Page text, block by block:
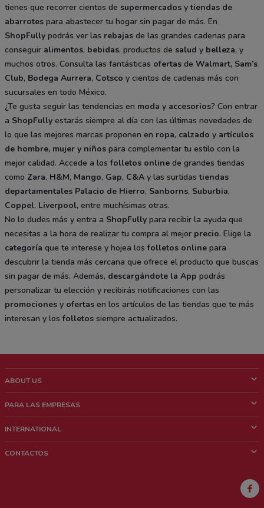
tienes que recorrer cientos de supermercados ytiendas de
abarrotes para abastecer tu hogar sin pagar de más. En
ShopFully podrás ver las rebajas de las grandes cadenas para
conseguir alimentos, bebidas, productos de salud y belleza, y
muchos otros. Consulta las fantásticas ofertas de Walmart, Sam’s
Club, Bodega Aurrera, Cotsco y cientos de cadenas más con
sucursales en todo México.
¿Te gusta seguir las tendencias en moda y accesorios? Con entrar
a ShopFully estarás siempre al día con las últimas novedades de
lo que las mejores marcas proponen en ropa, calzado y artículos
de hombre, mujer y niños para complementar tu estilo con la
mejor calidad. Accede a losfolletos online de grandes tiendas
como Zara, H&M, Mango, Gap, C&A y las surtidastiendas
departamentales Palacio de Hierro, Sanborns, Suburbia,
Coppel, Liverpool, entre muchísimas otras.
No lo dudes más y entra a ShopFully para recibir la ayuda que
necesitas a la hora de realizar tu compra al mejor precio. Elige la
categoría que te interese y hojea losfolletos online para
descubrir la tienda más cercana que ofrece el producto que buscas
sin pagar de más. Además, descargándote la App podrás
personalizar tu elección y recibirás notificaciones con las
promociones y ofertas en los artículos de las tiendas que te más
interesan y losfolletos siempre actualizados.
ABOUT US
¿Quiénes Somos?
Trabaja con nosotros
PARA LAS EMPRESAS
Contacto comercial
INTERNATIONAL
CONTACTOS